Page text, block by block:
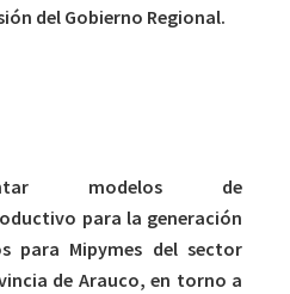
del Gobierno Regional.
modelos de
para la generación
para Mipymes del sector
de Arauco, en torno a